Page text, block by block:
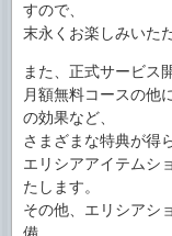
すので、
末永くお楽しみいた
また、正式サービス
月額無料コースの他
の効果など、
さまざまな特典が得
エリシアアイテムシ
たします。
その他、エリシアシ